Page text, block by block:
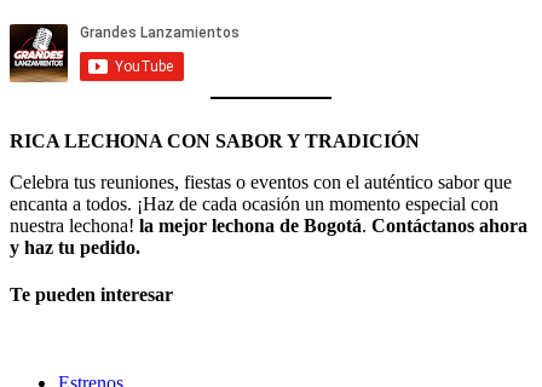
RICA LECHONA CON SABOR Y TRADICIÓN
Celebra tus reuniones, fiestas o eventos con el auténtico sabor que
encanta a todos. ¡Haz de cada ocasión un momento especial con
nuestra lechona! la mejor lechona de Bogotá. Contáctanos ahora
y haz tu pedido.
Te pueden interesar